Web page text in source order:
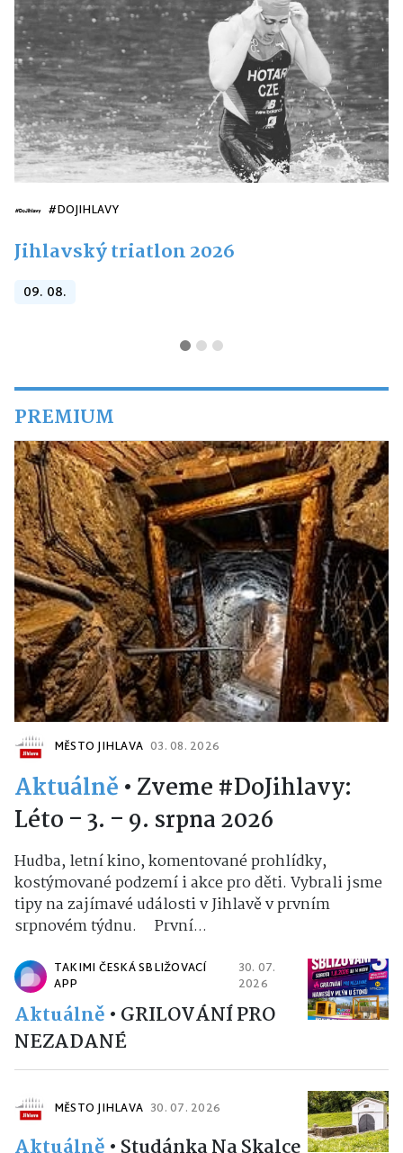
#DOJIHLAVY
Jihlavský triatlon 2026
09. 08.
PREMIUM
MĚSTO JIHLAVA 03. 08. 2026
Aktuálně • Zveme #DoJihlavy:
Léto – 3. – 9. srpna 2026
Hudba, letní kino, komentované prohlídky,
kostýmované podzemí i akce pro děti. Vybrali jsme
tipy na zajímavé události v Jihlavě v prvním
srpnovém týdnu. První...
TAKIMI ČESKÁ SBLIŽOVACÍ
APP
30. 07.
2026
Aktuálně • GRILOVÁNÍ PRO
NEZADANÉ
MĚSTO JIHLAVA 30. 07. 2026